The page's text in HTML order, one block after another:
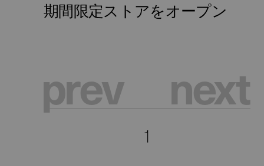
prev next
1